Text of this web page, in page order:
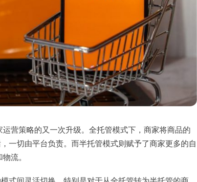
营策略的又一次升级。全托管模式下，商家将商品的
一切由平台负责。而半托管模式则赋予了商家更多的自
流。